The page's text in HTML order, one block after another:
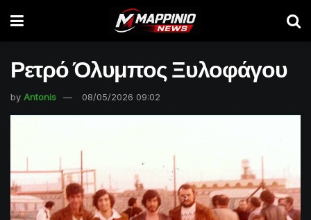
Ρετρό Όλυμπος Ξυλοφάγου
by Antonis 08/05/2026 09:02